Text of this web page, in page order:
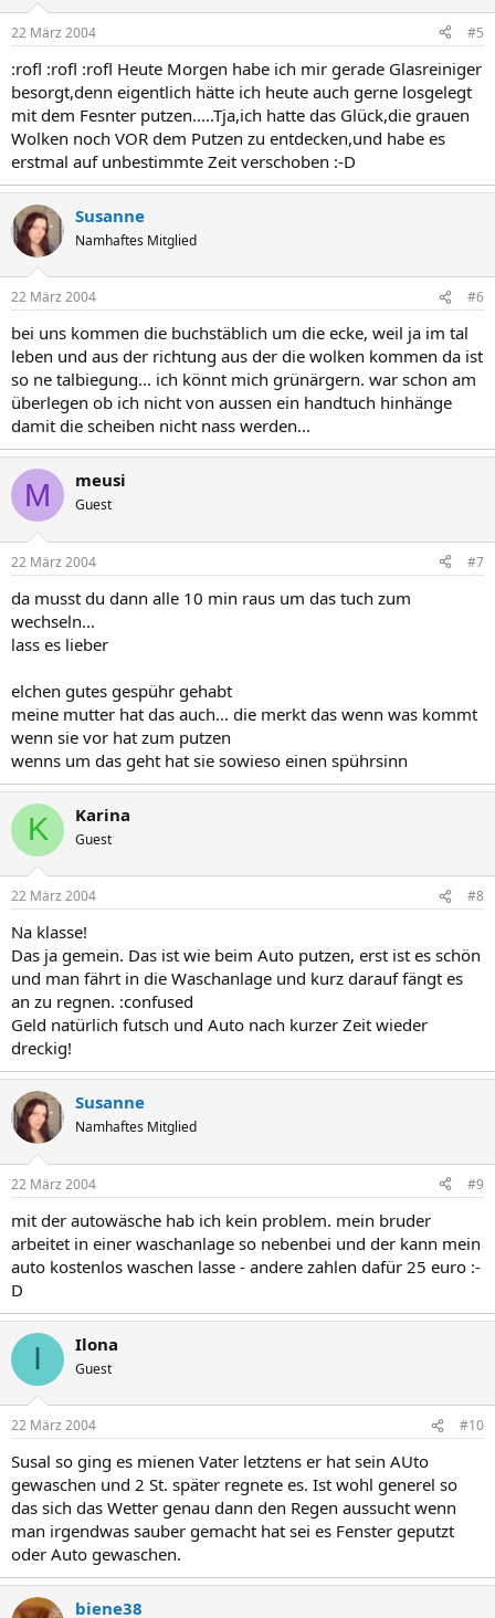
22 März 2004 #5
:rofl :rofl :rofl Heute Morgen habe ich mir gerade Glasreiniger
besorgt,denn eigentlich hätte ich heute auch gerne losgelegt
mit dem Fesnter putzen.....Tja,ich hatte das Glück,die grauen
Wolken noch VOR dem Putzen zu entdecken,und habe es
erstmal auf unbestimmte Zeit verschoben :-D
Susanne
Namhaftes Mitglied
22 März 2004 #6
bei uns kommen die buchstäblich um die ecke, weil ja im tal
leben und aus der richtung aus der die wolken kommen da ist
so ne talbiegung... ich könnt mich grünärgern. war schon am
überlegen ob ich nicht von aussen ein handtuch hinhänge
damit die scheiben nicht nass werden...
M meusi
Guest
22 März 2004 #7
da musst du dann alle 10 min raus um das tuch zum
wechseln...
lass es lieber
elchen gutes gespühr gehabt
meine mutter hat das auch... die merkt das wenn was kommt
wenn sie vor hat zum putzen
wenns um das geht hat sie sowieso einen spührsinn
K Karina
Guest
22 März 2004 #8
Na klasse!
Das ja gemein. Das ist wie beim Auto putzen, erst ist es schön
und man fährt in die Waschanlage und kurz darauf fängt es
an zu regnen. :confused
Geld natürlich futsch und Auto nach kurzer Zeit wieder
dreckig!
Susanne
Namhaftes Mitglied
22 März 2004 #9
mit der autowäsche hab ich kein problem. mein bruder
arbeitet in einer waschanlage so nebenbei und der kann mein
auto kostenlos waschen lasse - andere zahlen dafür 25 euro :-
D
I Ilona
Guest
22 März 2004 #10
Susal so ging es mienen Vater letztens er hat sein AUto
gewaschen und 2 St. später regnete es. Ist wohl generel so
das sich das Wetter genau dann den Regen aussucht wenn
man irgendwas sauber gemacht hat sei es Fenster geputzt
oder Auto gewaschen.
biene38